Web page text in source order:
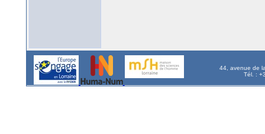
44, avenue de
Tél. :